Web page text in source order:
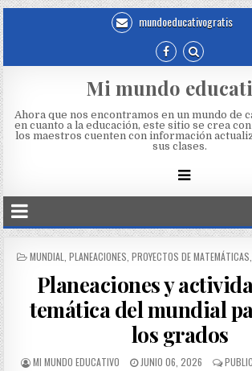
mundoeducativogratis
Mi mundo
Ahora que nos encontramos en un mundo de
en cuanto a la educación, este sitio se crea
los maestros cuenten con información
sus clases.
MUNDIAL PLANEACIONES PROYECTOS DE MATEMÁTICAS
Planeaciones y
temática del mundial
los grados
MI MUNDO EDUCATIVO JUNIO 06, 2026